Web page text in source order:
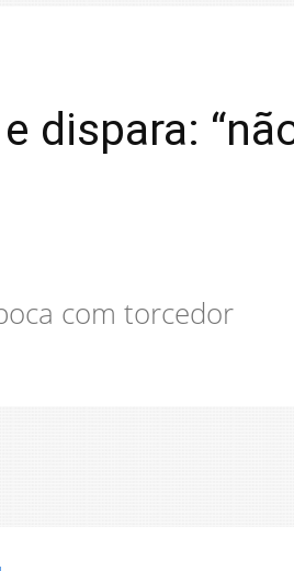
dispara:
com torcedor